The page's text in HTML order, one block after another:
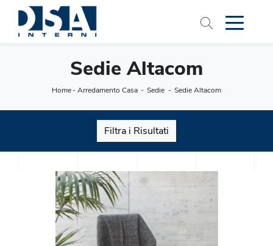
Sedie Altacom
Home-Arredamento Casa - Sedie - Sedie Altacom
Filtra i Risultati